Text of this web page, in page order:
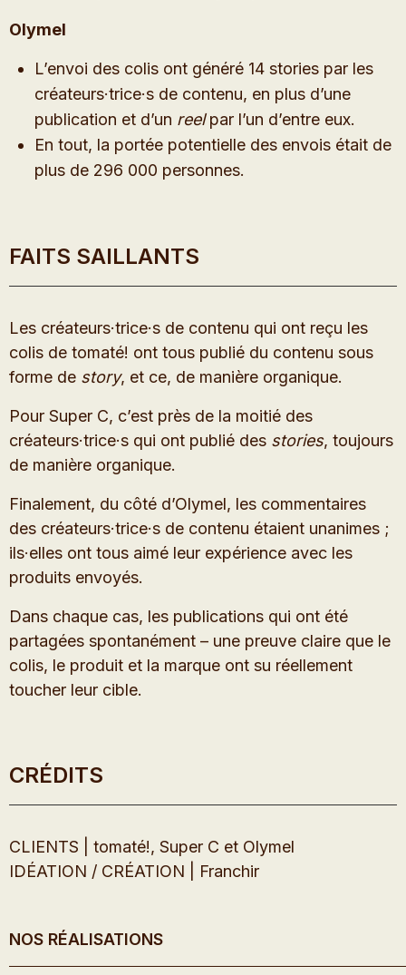
Olymel
L’envoi des colis ont généré 14 stories par les
créateurs·trice·s de contenu, en plus d’une
publication et d’un reelpar l’un d’entre eux.
En tout, la portée potentielle des envois était de
plus de 296 000 personnes.
FAITS SAILLANTS
Les créateurs·trice·s de contenu qui ont reçu les
colis de tomaté! ont tous publié du contenu sous
forme de story, et ce, de manière organique.
Pour Super C, c’est près de la moitié des
créateurs·trice·s qui ont publié des stories, toujours
de manière organique.
Finalement, du côté d’Olymel, les commentaires
des créateurs·trice·s de contenu étaient unanimes ;
ils·elles ont tous aimé leur expérience avec les
produits envoyés.
Dans chaque cas, les publications qui ont été
partagées spontanément – une preuve claire que le
colis, le produit et la marque ont su réellement
toucher leur cible.
CRÉDITS
CLIENTS | tomaté!, Super C et Olymel
IDÉATION / CRÉATION | Franchir
NOS RÉALISATIONS